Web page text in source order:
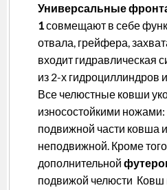
Универсальные
1совмещают в себе
отвала, грейфера,
входит гидравлическая
из 2-х гидроциллиндров
Все челюстные ковши
износостойкими
подвижной части ковша
неподвижной. Кроме
дополнительной
подвижой челюсти Ковш